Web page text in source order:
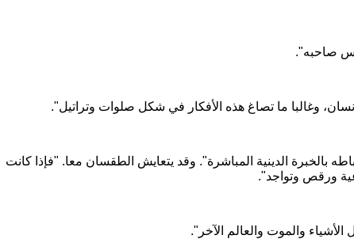
صاحبه".
وغالبا ما تصاغ هذه الأفكار في شكل صلوات وتراتيل".
الدينية المباشرة". وقد يتعايش الطقسان معا. "فإذا كانت
ورقص وتواجد".
والموت والعالم الآخر".